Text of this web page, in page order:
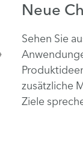
Neue
Sehen Sie
zusätzliche
Ziele